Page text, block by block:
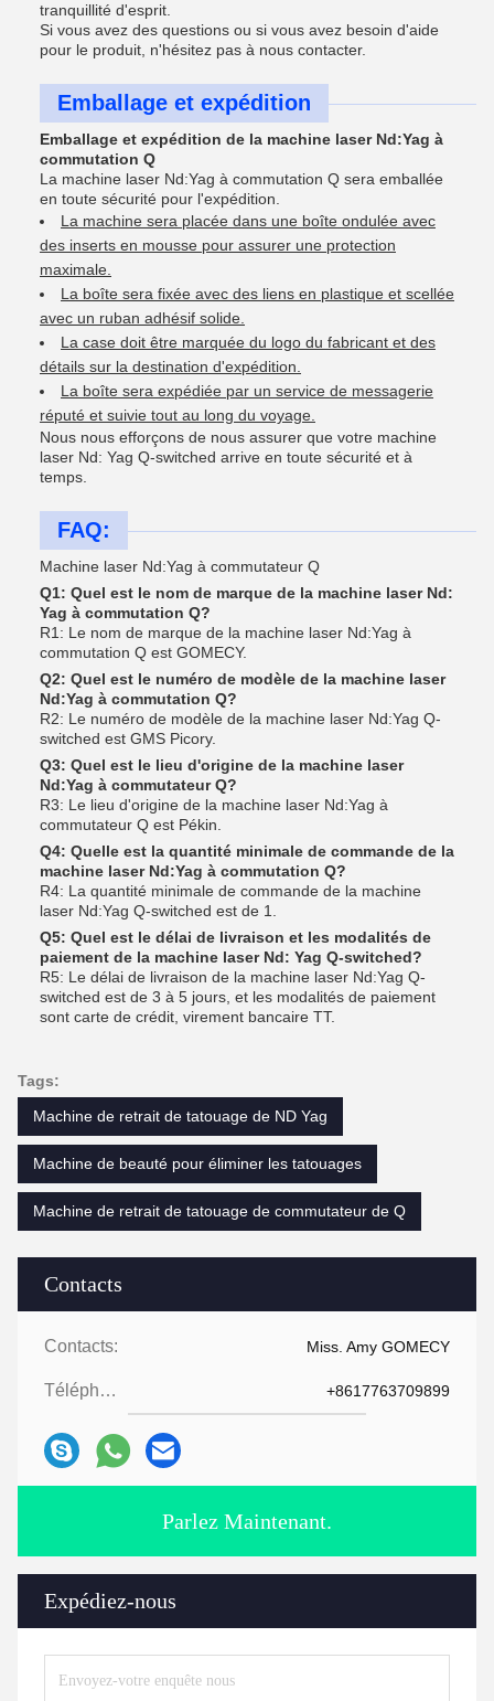
Contacts
Contacts: Miss. Amy GOMECY
Téléphone: +8617763709899
Parlez Maintenant.
Expédiez-nous
tranquillité d'esprit.
Si vous avez des questions ou si vous avez besoin d'aide
pour le produit, n'hésitez pas à nous contacter.
Emballage et expédition
Emballage et expédition de la machine laser Nd:Yag à
commutation Q
La machine laser Nd:Yag à commutation Q sera emballée
en toute sécurité pour l'expédition.
La machine sera placée dans une boîte ondulée avec
des inserts en mousse pour assurer une protection
maximale.
La boîte sera fixée avec des liens en plastique et scellée
avec un ruban adhésif solide.
La case doit être marquée du logo du fabricant et des
détails sur la destination d'expédition.
La boîte sera expédiée par un service de messagerie
réputé et suivie tout au long du voyage.
Nous nous efforçons de nous assurer que votre machine
laser Nd: Yag Q-switched arrive en toute sécurité et à
temps.
FAQ:
Machine laser Nd:Yag à commutateur Q
Q1: Quel est le nom de marque de la machine laser Nd:
Yag à commutation Q?
R1: Le nom de marque de la machine laser Nd:Yag à
commutation Q est GOMECY.
Q2: Quel est le numéro de modèle de la machine laser
Nd:Yag à commutation Q?
R2: Le numéro de modèle de la machine laser Nd:Yag Q-
switched est GMS Picory.
Q3: Quel est le lieu d'origine de la machine laser
Nd:Yag à commutateur Q?
R3: Le lieu d'origine de la machine laser Nd:Yag à
commutateur Q est Pékin.
Q4: Quelle est la quantité minimale de commande de la
machine laser Nd:Yag à commutation Q?
R4: La quantité minimale de commande de la machine
laser Nd:Yag Q-switched est de 1.
Q5: Quel est le délai de livraison et les modalités de
paiement de la machine laser Nd: Yag Q-switched?
R5: Le délai de livraison de la machine laser Nd:Yag Q-
switched est de 3 à 5 jours, et les modalités de paiement
sont carte de crédit, virement bancaire TT.
Tags:
Machine de retrait de tatouage de ND Yag
Machine de beauté pour éliminer les tatouages
Machine de retrait de tatouage de commutateur de Q